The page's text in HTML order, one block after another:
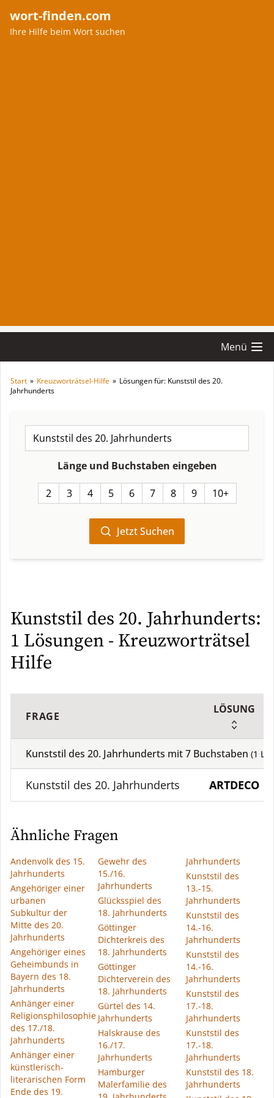
wort-finden.com
Ihre Hilfe beim Wort suchen
Menü
Start » Kreuzworträtsel-Hilfe » Lösungen für: Kunststil des 20.
Jahrhunderts
Länge und Buchstaben eingeben
2 3 4 5 6 7 8 9 10+
Jetzt Suchen
Kunststil des 20. Jahrhunderts:
1 Lösungen - Kreuzworträtsel
Hilfe
FRAGE
LÖSUNG
Kunststil des 20. Jahrhunderts mit7 Buchstaben (1
Kunststil des 20. Jahrhunderts ARTDECO
Ähnliche Fragen
Andenvolk des 15.
Jahrhunderts
Angehöriger einer
urbanen
Subkultur der
Mitte des 20.
Jahrhunderts
Angehöriger eines
Geheimbunds in
Bayern des 18.
Jahrhunderts
Anhänger einer
Religionsphilosophie
des 17./18.
Jahrhunderts
Anhänger einer
künstlerisch-
literarischen Form
Ende des 19.
Gewehr des
15./16.
Jahrhunderts
Glücksspiel des
18. Jahrhunderts
Göttinger
Dichterkreis des
18. Jahrhunderts
Göttinger
Dichterverein des
18. Jahrhunderts
Gürtel des 14.
Jahrhunderts
Halskrause des
16./17.
Jahrhunderts
Hamburger
Malerfamilie des
Jahrhunderts
Kunststil des
13.-15.
Jahrhunderts
Kunststil des
14.-16.
Jahrhunderts
Kunststil des
14.-16.
Jahrhunderts
Kunststil des
17.-18.
Jahrhunderts
Kunststil des
17.-18.
Jahrhunderts
Kunststil des 18.
Jahrhunderts